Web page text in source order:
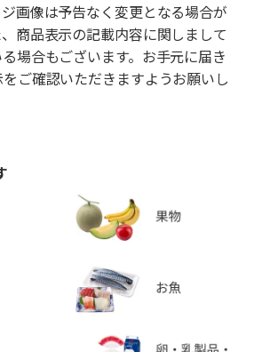
画像は予告なく変更となる場合が
商品表示の記載内容に関しまして
場合もございます。お手元に届き
ご確認いただきますようお願いし